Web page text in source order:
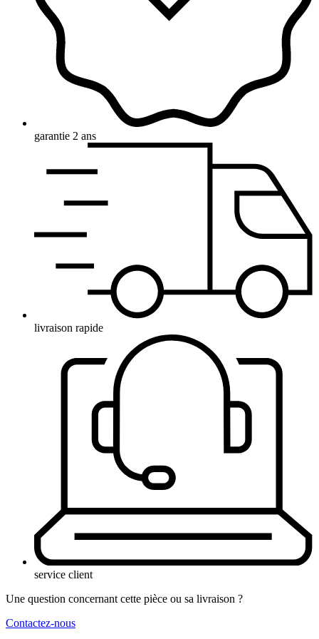
garantie 2 ans
livraison rapide
service client
Une question concernant cette pièce ou sa livraison ?
Contactez-nous